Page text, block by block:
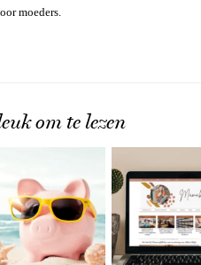
moeders.
om te lezen